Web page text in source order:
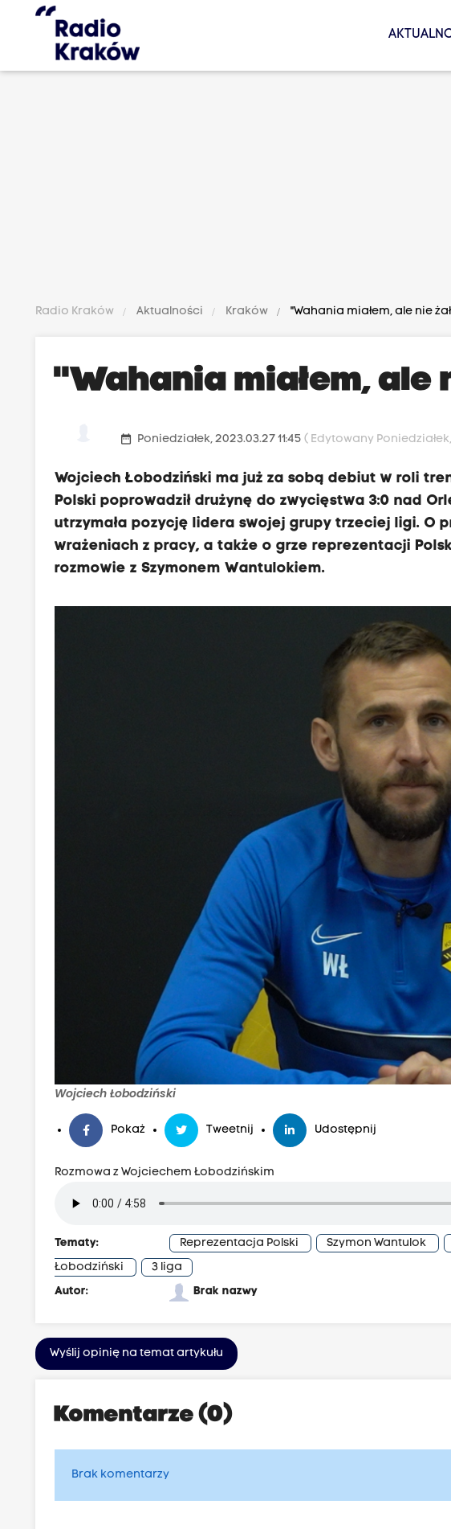
Radio Kraków Aktualności Kraków "Wahania miałem, ale nie
"Wahania miałem, ale
date_range Poniedziałek, 2023.03.27 11:45( Edytowany Poniedziałek,
Wojciech Łobodziński ma już za sobą debiut w roli
Polski poprowadził drużynę do zwycięstwa 3:0 nad
utrzymała pozycję lidera swojej grupy trzeciej ligi. O
wrażeniach z pracy, a także o grze reprezentacji
rozmowie z Szymonem Wantulokiem.
Wojciech Łobodziński
Pokaż Tweetnij Udostępnij
Rozmowa z Wojciechem Łobodzińskim
Tematy: Reprezentacja Polski Szymon Wantulok
Łobodziński
3 liga
Autor:
Brak nazwy
Wyślij opinię na temat artykułu
Komentarze (0)
Brak komentarzy